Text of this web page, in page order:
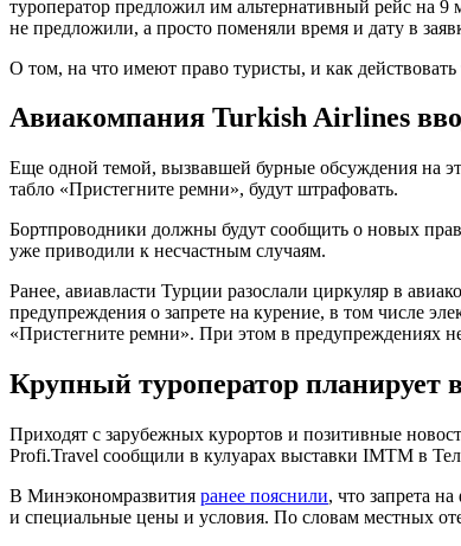
туроператор предложил им альтернативный рейс на
не предложили, а просто поменяли время и дату в
О том, на что имеют право туристы, и как действовать
Авиакомпания Turkish Airlines
Еще одной темой, вызвавшей бурные обсуждения на
табло «Пристегните ремни», будут штрафовать.
Бортпроводники должны будут сообщить о новых
уже приводили к несчастным случаям.
Ранее, авиавласти Турции разослали циркуляр в
предупреждения о запрете на курение, в том числе
«Пристегните ремни». При этом в предупреждениях
Крупный туроператор планирует
Приходят с зарубежных курортов и позитивные
Profi.Travel сообщили в кулуарах выставки IMTM в
В Минэкономразвития ранее пояснили, что запрета
и специальные цены и условия. По словам местных